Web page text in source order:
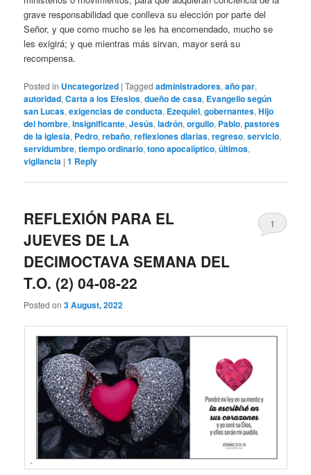
grave responsabilidad que conlleva su elección por parte del
Señor, y que como mucho se les ha encomendado, mucho se
les exigirá; y que mientras más sirvan, mayor será su
recompensa.
Posted in Uncategorized |Tagged administradores,año par,
autoridad,Carta a los Efesios,dueño de casa, Evangelio según
san Lucas,exigencias de conducta, Ezequiel,gobernantes,Hijo
del hombre,insignificante,Jesús,ladrón,orgullo, Pablo,pastores
de la iglesia, Pedro,rebaño,reflexiones diarias,regreso,servicio,
servidumbre,tiempo ordinario,tono apocalíptico,últimos,
vigilancia |1 Reply
REFLEXIÓN PARA EL
JUEVES DE LA
DECIMOCTAVA SEMANA DEL
T.O. (2) 04-08-22
Posted on3 August, 2022
1